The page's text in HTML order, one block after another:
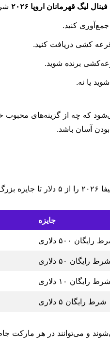
فینال لیگ قهرمانان اروپا ۲۰۲۶
برنده شوید.
یا نه.
که چه از گزینه‌های محبوب
آسان باشد.
جایزه
رایگان ۵۰۰ دلاری
شرط رایگان ۵۰ دلاری
شرط رایگان ۱۰ دلاری
شرط رایگان ۵ دلاری